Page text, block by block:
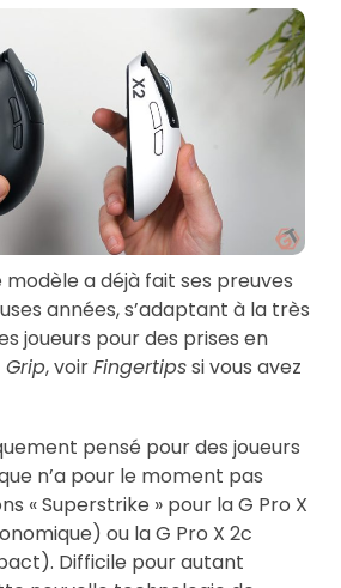
modèle a déjà fait ses preuves
années, s’adaptant à la très
joueurs pour des prises en
Grip, voirFingertipssi vous avez
pensé pour des joueurs
n’a pour le moment pas
« Superstrike » pour la G Pro X
ou la G Pro X 2c
Difficile pour autant